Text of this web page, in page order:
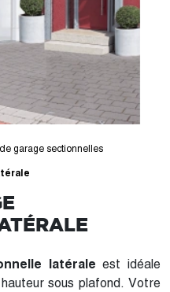
garage sectionnelles
latérale est idéale
sous plafond. Votre